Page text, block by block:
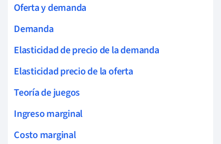
Oferta y demanda
Demanda
Elasticidad de precio de la demanda
Elasticidad precio de la oferta
Teoría de juegos
Ingreso marginal
Costo marginal